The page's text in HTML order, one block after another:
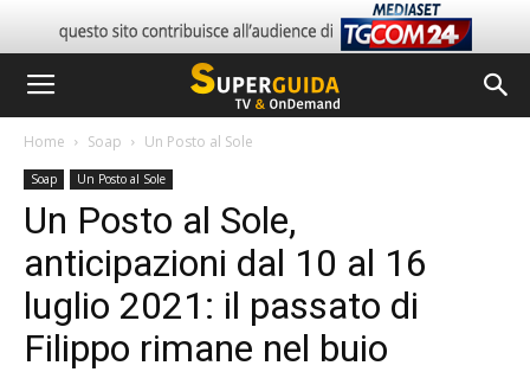
Home Soap Un Posto al Sole
Soap Un Posto al Sole
Un Posto al Sole,
anticipazioni dal 10 al 16
luglio 2021: il passato di
Filippo rimane nel buio